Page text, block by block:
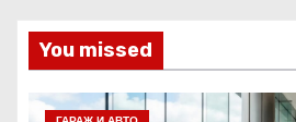
You missed